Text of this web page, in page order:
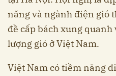
năng và ngành điện gió
đề cấp bách xung
lượng gió ở Việt Nam.
Việt Nam có tiềm năng